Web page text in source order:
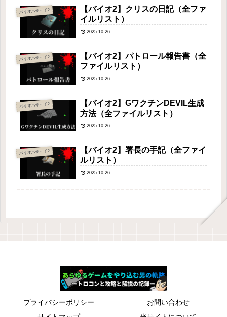
バイオハザード2
【バイオ2】クリスの日記（全ファ
イルリスト）
2025.10.26
バイオハザード2
【バイオ2】パトロール報告書（全
ファイルリスト）
2025.10.26
バイオハザード2
【バイオ2】GワクチンDEVIL生成
方法（全ファイルリスト）
2025.10.26
バイオハザード2
【バイオ2】署長の手記（全ファイ
ルリスト）
2025.10.26
プライバシーポリシー
お問い合わせ